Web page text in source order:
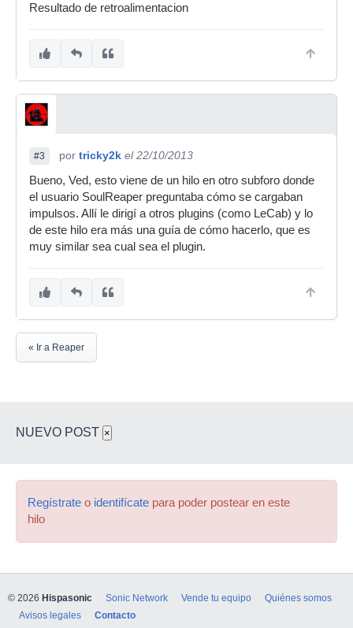
Resultado de retroalimentacion
#3 por tricky2k el 22/10/2013
Bueno, Ved, esto viene de un hilo en otro subforo donde
el usuario SoulReaper preguntaba cómo se cargaban
impulsos. Allí le dirigí a otros plugins (como LeCab) y lo
de este hilo era más una guía de cómo hacerlo, que es
muy similar sea cual sea el plugin.
« Ir a Reaper
NUEVO POST ×
Regístrate o identifícate para poder postear en este
hilo
© 2026 Hispasonic Sonic Network Vende tu equipo
Quiénes somos
Avisos legales
Contacto